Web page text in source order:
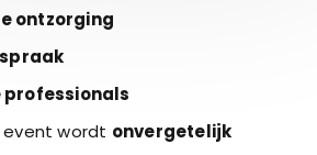
ontzorging
professionals
wordt onvergetelijk